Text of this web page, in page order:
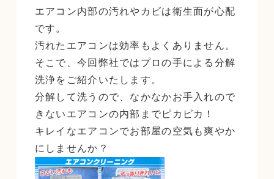
エアコン内部の汚れやカビは衛生面が心配
です。
汚れたエアコンは効率もよくありません。
そこで、今回弊社ではプロの手による分解
洗浄をご紹介いたします。
分解して洗うので、なかなかお手入れので
きないエアコンの内部までピカピカ！
キレイなエアコンでお部屋の空気も爽やか
にしませんか？